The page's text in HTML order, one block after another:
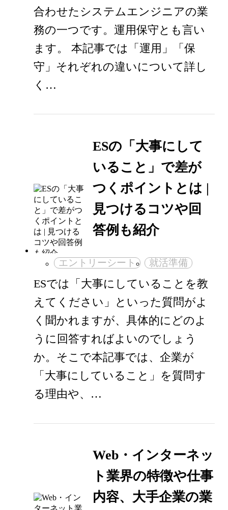
合わせたシステムエンジニアの業
務の一つです。運用保守とも言い
ます。 本記事では「運用」「保
守」それぞれの違いについて詳し
く…
ESの「大事にして
いること」で差が
つくポイントとは |
見つけるコツや回
答例も紹介
エントリーシート 就活準備
ESでは「大事にしていることを教
えてください」といった質問がよ
く聞かれますが、具体的にどのよ
うに回答すればよいのでしょう
か。そこで本記事では、企業が
「大事にしていること」を質問す
る理由や、…
Web・インターネッ
ト業界の特徴や仕事
内容、大手企業の業